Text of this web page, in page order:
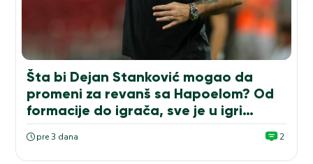
Šta bi Dejan Stanković mogao da
promeni za revanš sa Hapoelom? Od
formacije do igrača, sve je u igri…
pre 3 dana 2